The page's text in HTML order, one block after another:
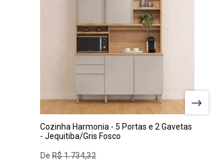
LARGURA:
163 CM
PROF:
ALTURA:
207 CM
Cozinha Harmonia - 5 Portas e 2 Gavetas
- Jequitiba/Gris Fosco
R$1.734,32